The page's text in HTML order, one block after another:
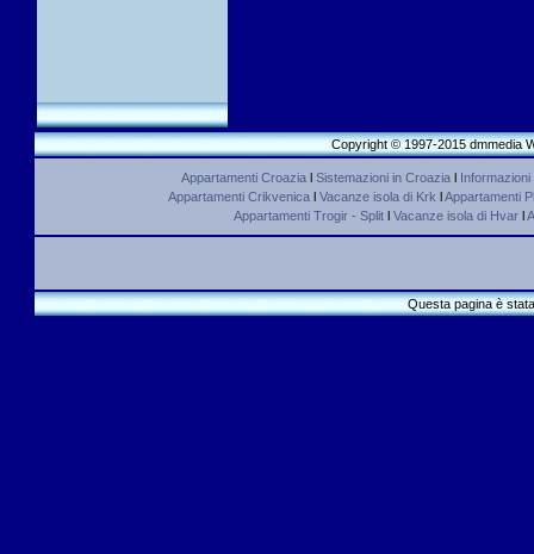
Copyright © 1997-2015 dmmedia
Appartamenti Croazial Sistemazioni in Croazial Informazioni
Appartamenti Crikvenica l Vacanze isola di Krk lAppartamenti
Appartamenti Trogir - Split l Vacanze isola di Hvar l
Questa pagina è